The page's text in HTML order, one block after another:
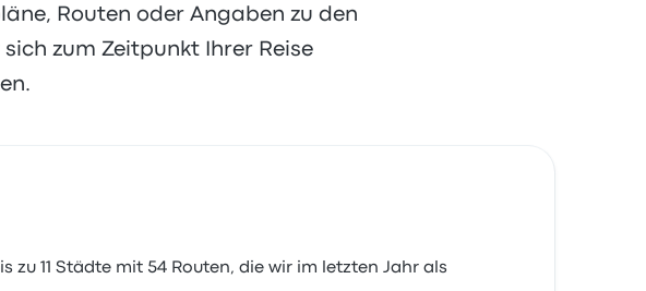
Routen oder Angaben zu den
zum Zeitpunkt Ihrer Reise
zu 11 Städte mit 54 Routen, die wir im letzten Jahr als